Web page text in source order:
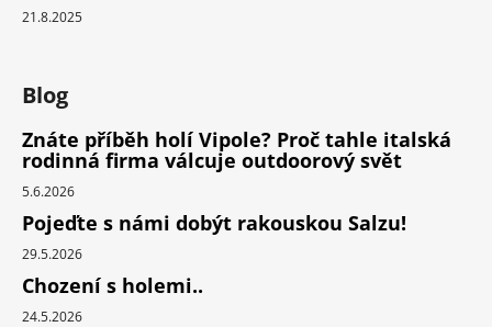
21.8.2025
Blog
Znáte příběh holí Vipole? Proč tahle italská
rodinná firma válcuje outdoorový svět
5.6.2026
Pojeďte s námi dobýt rakouskou Salzu!
29.5.2026
Chození s holemi..
24.5.2026